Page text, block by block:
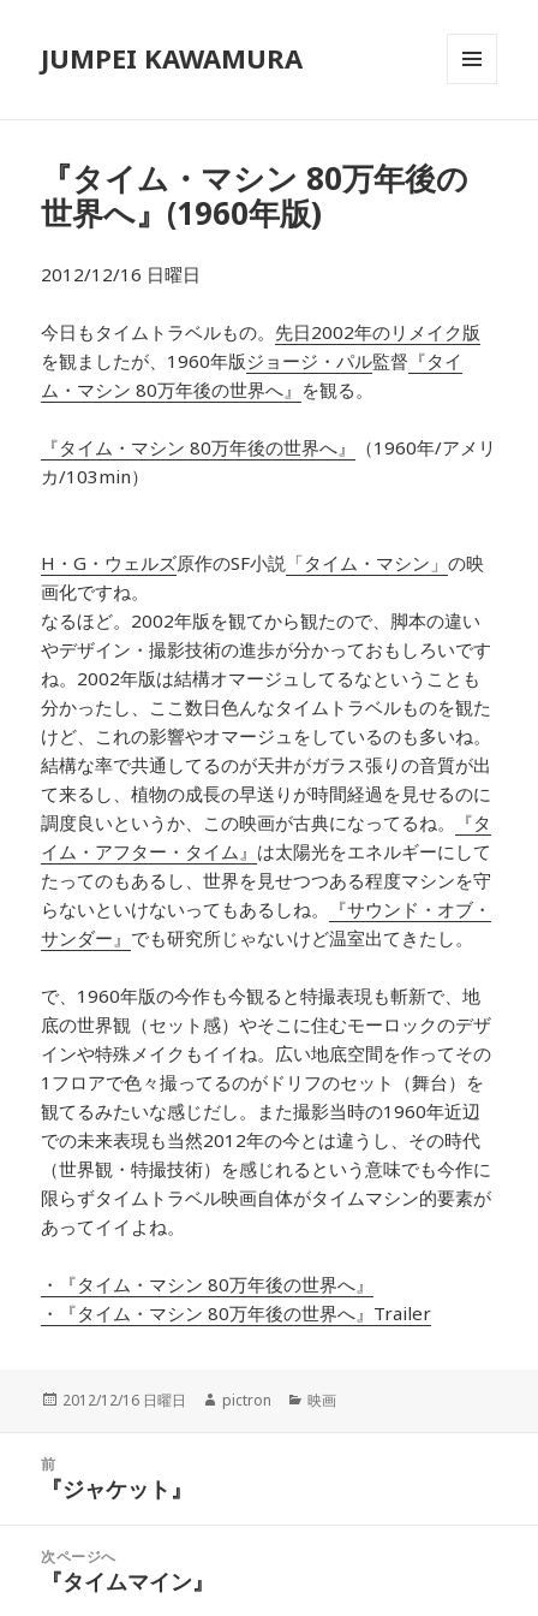
JUMPEI KAWAMURA
『タイム・マシン 80万年後の
世界へ』(1960年版)
2012/12/16 日曜日
今日もタイムトラベルもの。 先日2002年のリメイク版
を観ましたが、1960年版ジョージ・パル監督 『タイ
ム・マシン 80万年後の世界へ』 を観る。
『タイム・マシン 80万年後の世界へ』
（1960年/アメリ
カ/103min）
H・G・ウェルズ原作のSF小説 「タイム・マシン」の映
画化ですね。
なるほど。2002年版を観てから観たので、脚本の違い
やデザイン・撮影技術の進歩が分かっておもしろいです
ね。2002年版は結構オマージュしてるなということも
分かったし、ここ数日色んなタイムトラベルものを観た
けど、これの影響やオマージュをしているのも多いね。
結構な率で共通してるのが天井がガラス張りの音質が出
て来るし、植物の成長の早送りが時間経過を見せるのに
調度良いというか、この映画が古典になってるね。
『タ
イム・アフター・タイム』 は太陽光をエネルギーにして
たってのもあるし、世界を見せつつある程度マシンを守
らないといけないってもあるしね。
『サウンド・オブ・
サンダー』 でも研究所じゃないけど温室出てきたし。
で、1960年版の今作も今観ると特撮表現も斬新で、地
底の世界観（セット感）やそこに住むモーロックのデザ
インや特殊メイクもイイね。広い地底空間を作ってその
1フロアで色々撮ってるのがドリフのセット（舞台）を
観てるみたいな感じだし。また撮影当時の1960年近辺
での未来表現も当然2012年の今とは違うし、その時代
（世界観・特撮技術）を感じれるという意味でも今作に
限らずタイムトラベル映画自体がタイムマシン的要素が
あってイイよね。
・『タイム・マシン 80万年後の世界へ』
・『タイム・マシン 80万年後の世界へ』Trailer
投
2012/12/16 日曜日
作
pictron
カ
映画
前
前
投
稿:
『ジャケット』
次ページへ
次『タイムマイン』